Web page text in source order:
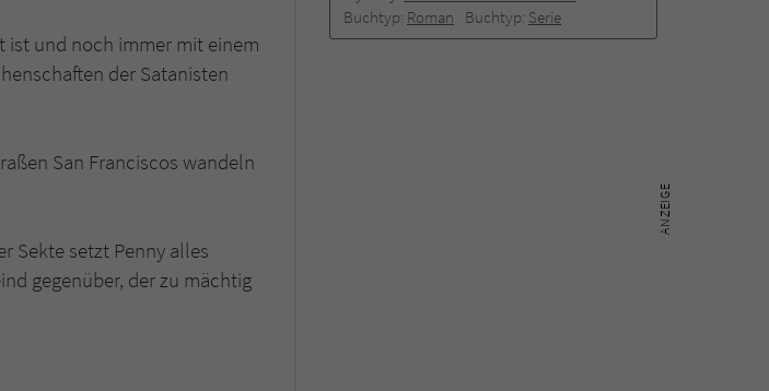
Buchtyp: Roman Buchtyp: Serie
ist und noch immer mit einem
der Satanisten
San Franciscos wandeln
Sekte setzt Penny alles
gegenüber, der zu mächtig